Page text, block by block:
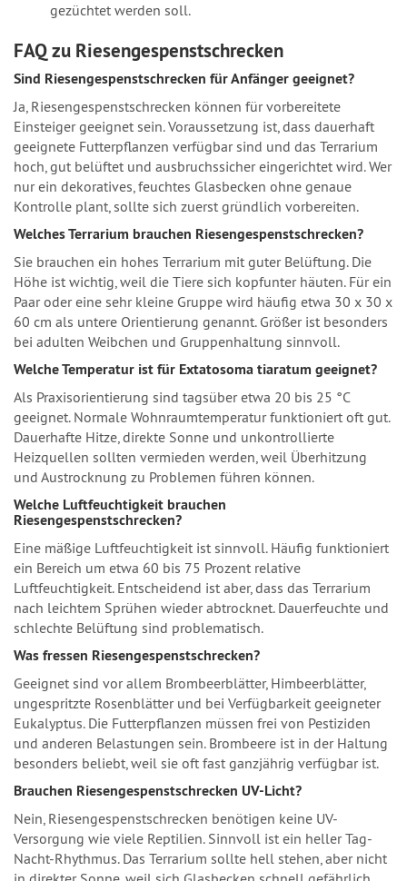
gezüchtet werden soll.
FAQ zu Riesengespenstschrecken
Sind Riesengespenstschrecken für Anfänger geeignet?
Ja, Riesengespenstschrecken können für vorbereitete
Einsteiger geeignet sein. Voraussetzung ist, dass dauerhaft
geeignete Futterpflanzen verfügbar sind und das Terrarium
hoch, gut belüftet und ausbruchssicher eingerichtet wird. Wer
nur ein dekoratives, feuchtes Glasbecken ohne genaue
Kontrolle plant, sollte sich zuerst gründlich vorbereiten.
Welches Terrarium brauchen Riesengespenstschrecken?
Sie brauchen ein hohes Terrarium mit guter Belüftung. Die
Höhe ist wichtig, weil die Tiere sich kopfunter häuten. Für ein
Paar oder eine sehr kleine Gruppe wird häufig etwa 30 x 30 x
60 cm als untere Orientierung genannt. Größer ist besonders
bei adulten Weibchen und Gruppenhaltung sinnvoll.
Welche Temperatur ist für Extatosoma tiaratum geeignet?
Als Praxisorientierung sind tagsüber etwa 20 bis 25 °C
geeignet. Normale Wohnraumtemperatur funktioniert oft gut.
Dauerhafte Hitze, direkte Sonne und unkontrollierte
Heizquellen sollten vermieden werden, weil Überhitzung
und Austrocknung zu Problemen führen können.
Welche Luftfeuchtigkeit brauchen
Riesengespenstschrecken?
Eine mäßige Luftfeuchtigkeit ist sinnvoll. Häufig funktioniert
ein Bereich um etwa 60 bis 75 Prozent relative
Luftfeuchtigkeit. Entscheidend ist aber, dass das Terrarium
nach leichtem Sprühen wieder abtrocknet. Dauerfeuchte und
schlechte Belüftung sind problematisch.
Was fressen Riesengespenstschrecken?
Geeignet sind vor allem Brombeerblätter, Himbeerblätter,
ungespritzte Rosenblätter und bei Verfügbarkeit geeigneter
Eukalyptus. Die Futterpflanzen müssen frei von Pestiziden
und anderen Belastungen sein. Brombeere ist in der Haltung
besonders beliebt, weil sie oft fast ganzjährig verfügbar ist.
Brauchen Riesengespenstschrecken UV-Licht?
Nein, Riesengespenstschrecken benötigen keine UV-
Versorgung wie viele Reptilien. Sinnvoll ist ein heller Tag-
Nacht-Rhythmus. Das Terrarium sollte hell stehen, aber nicht